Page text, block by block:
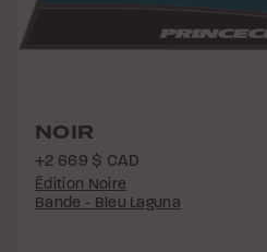
NOIR
+2 669 $ CAD
Édition Noire
Bande - Bleu Laguna